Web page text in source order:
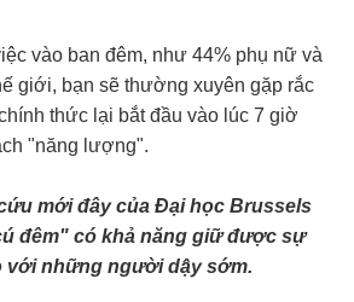
vào ban đêm, như 44% phụ nữ và
giới, bạn sẽ thường xuyên gặp rắc
thức lại bắt đầu vào lúc 7 giờ
"năng lượng".
mới đây của Đại học Brussels
đêm" có khả năng giữ được sự
với những người dậy sớm.